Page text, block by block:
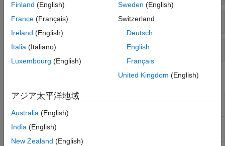
柔軟な慣性センサー フュージョン フィルター
フィルター調整
AHRS
Complementary
Filter
Finland (English)
France (Français)
Ireland (English)
Italia (Italiano)
Luxembourg (English)
Sweden (English)
Switzerland
Deutsch
English
Français
United Kingdom (English)
アジア太平洋地域
Australia (English)
India (English)
New Zealand (English)